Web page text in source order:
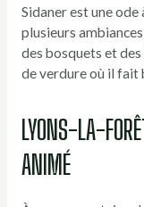
Sidaner est une
plusieurs
des bosquets et
de verdure où il fait
LYONS-LA-
ANIMÉ